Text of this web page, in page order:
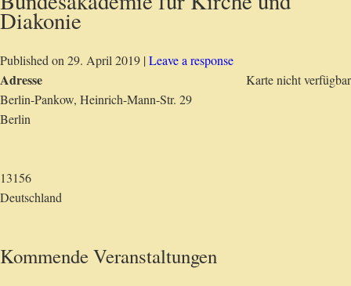
Diakonie
Published on 29. April 2019 |Leave a response
Karte nicht verfügbar
Adresse
Berlin-Pankow, Heinrich-Mann-Str. 29
Berlin
13156
Deutschland
Kommende Veranstaltungen